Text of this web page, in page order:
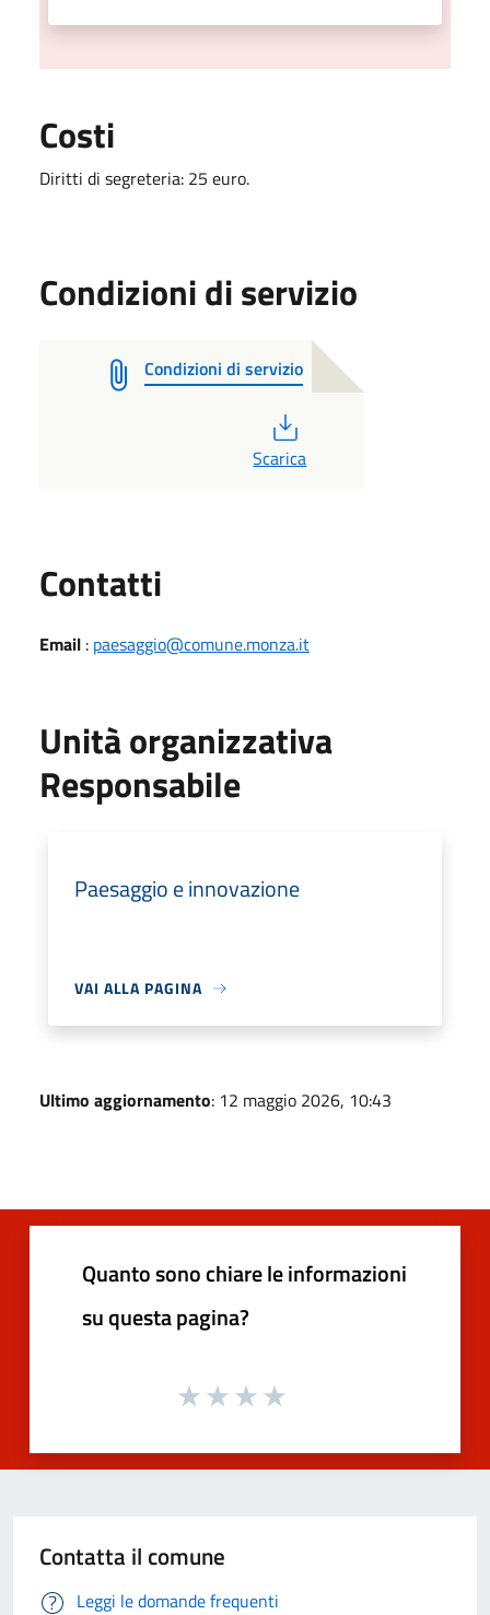
Costi
Diritti di segreteria: 25 euro.
Condizioni di servizio
Condizioni di servizio
Scarica
Contatti
Email : paesaggio@comune.monza.it
Unità organizzativa
Responsabile
Paesaggio e innovazione
VAI ALLA PAGINA
Ultimo aggiornamento: 12 maggio 2026, 10:43
Quanto sono chiare le informazioni
su questa pagina?
Contatta il comune
Leggi le domande frequenti